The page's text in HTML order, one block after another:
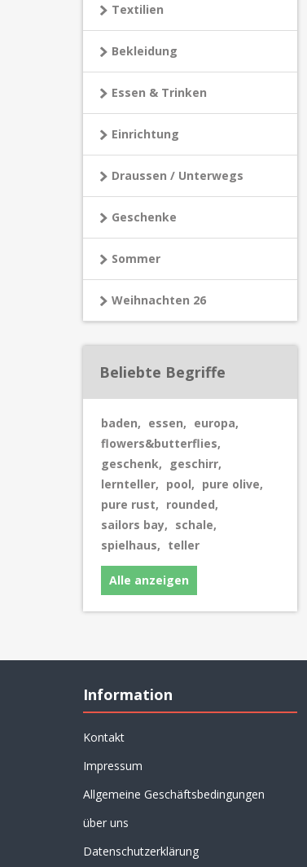
Textilien
Bekleidung
Essen & Trinken
Einrichtung
Draussen / Unterwegs
Geschenke
Sommer
Weihnachten 26
Beliebte Begriffe
baden, essen, europa,
flowers&butterflies,
geschenk, geschirr,
lernteller, pool, pure olive,
pure rust, rounded,
sailors bay, schale,
spielhaus, teller
Alle anzeigen
Information
Kontakt
Impressum
Allgemeine Geschäftsbedingungen
über uns
Datenschutzerklärung